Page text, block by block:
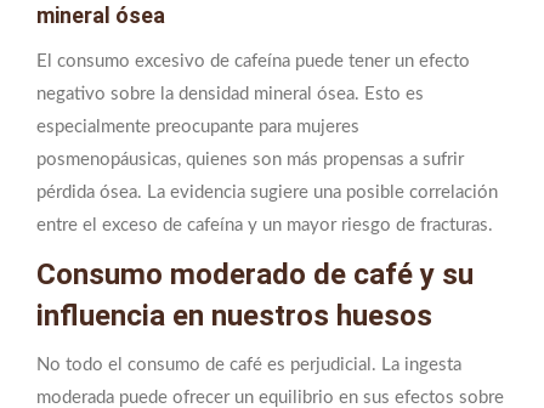
mineral ósea
El consumo excesivo de cafeína puede tener un efecto
negativo sobre la densidad mineral ósea. Esto es
especialmente preocupante para mujeres
posmenopáusicas, quienes son más propensas a sufrir
pérdida ósea. La evidencia sugiere una posible correlación
entre el exceso de cafeína y un mayor riesgo de fracturas.
Consumo moderado de café y su
influencia en nuestros huesos
No todo el consumo de café es perjudicial. La ingesta
moderada puede ofrecer un equilibrio en sus efectos sobre